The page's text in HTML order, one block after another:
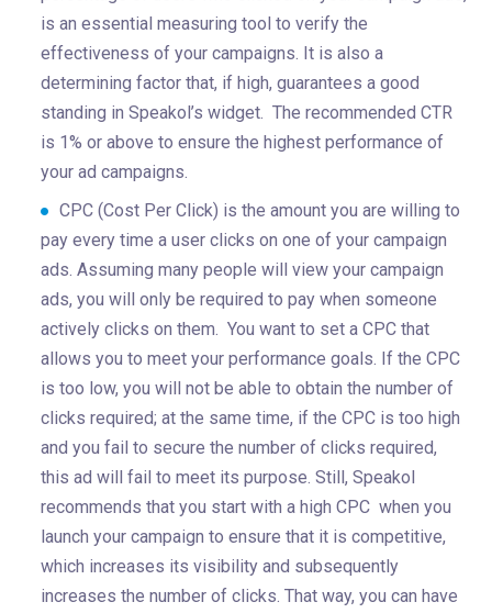
is an essential measuring tool to verify the
effectiveness of your campaigns. It is also a
determining factor that, if high, guarantees a good
standing in Speakol’s widget. The recommended CTR
is 1% or above to ensure the highest performance of
your ad campaigns.
CPC (Cost Per Click) is the amount you are willing to
pay every time a user clicks on one of your campaign
ads. Assuming many people will view your campaign
ads, you will only be required to pay when someone
actively clicks on them. You want to set a CPC that
allows you to meet your performance goals. If the CPC
is too low, you will not be able to obtain the number of
clicks required; at the same time, if the CPC is too high
and you fail to secure the number of clicks required,
this ad will fail to meet its purpose. Still, Speakol
recommends that you start with a high CPC when you
launch your campaign to ensure that it is competitive,
which increases its visibility and subsequently
increases the number of clicks. That way, you can have